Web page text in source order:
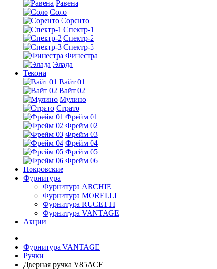
Равена
Соло
Соренто
Спектр-1
Спектр-2
Спектр-3
Финестра
Элада
Текона
Вайт 01
Вайт 02
Мулино
Страто
Фрейм 01
Фрейм 02
Фрейм 03
Фрейм 04
Фрейм 05
Фрейм 06
Покровские
Фурнитура
Фурнитура ARCHIE
Фурнитура MORELLI
Фурнитура RUCETTI
Фурнитура VANTAGE
Акции
Фурнитура VANTAGE
Ручки
Дверная ручка V85ACF